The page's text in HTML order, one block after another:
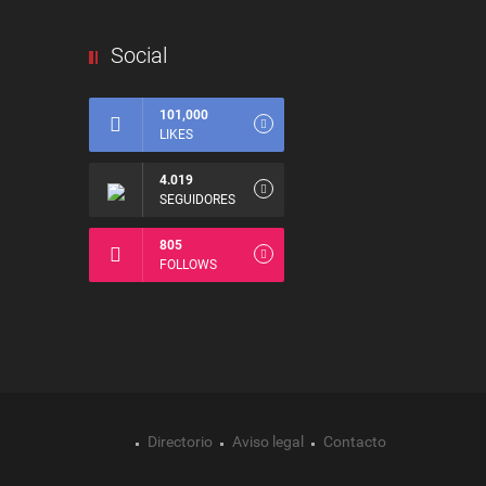
Social
101,000
LIKES
4.019
SEGUIDORES
805
FOLLOWS
Directorio Aviso legal Contacto